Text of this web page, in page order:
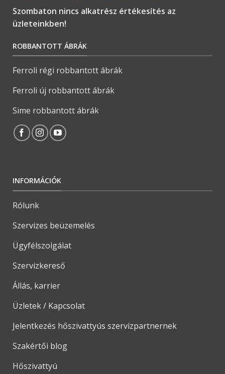
Szombaton nincs alkatrész értékesítés az
üzleteinkben!
ROBBANTOTT ÁBRÁK
Ferroli régi robbantott ábrák
Ferroli új robbantott ábrák
Sime robbantott ábrák
INFORMÁCIÓK
Rólunk
Szervizes beüzemelés
Ügyfélszolgálat
Szervizkereső
Állás, karrier
Üzletek / Kapcsolat
Jelentkezés hőszivattyús szervizpartnernek
Szakértői blog
Hőszivattyú